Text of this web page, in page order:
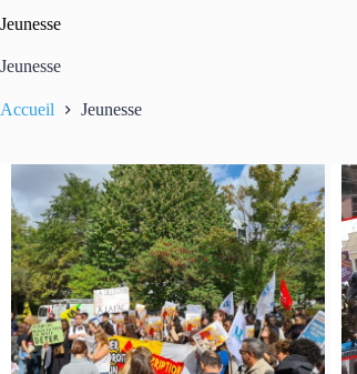
Jeunesse
Jeunesse
Accueil Jeunesse